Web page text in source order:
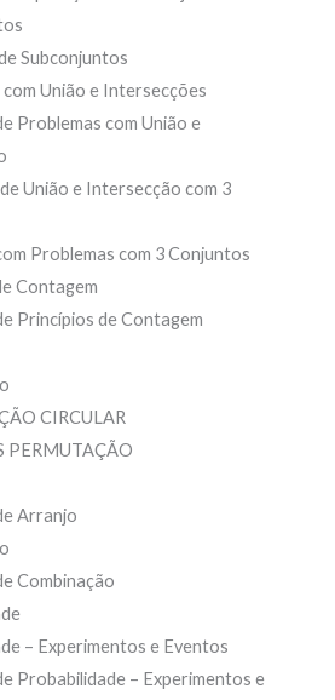
Subconjuntos
com União e Intersecções
Problemas com União e
União e Intersecção com 3
Problemas com 3 Conjuntos
Contagem
Princípios de Contagem
CIRCULAR
PERMUTAÇÃO
Arranjo
Combinação
– Experimentos e Eventos
Probabilidade – Experimentos e